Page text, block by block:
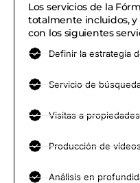
Los servicios de la
totalmente incluidos,
con los siguientes
Definir la estrategia
Servicio de
Visitas a
Producción de
Análisis en